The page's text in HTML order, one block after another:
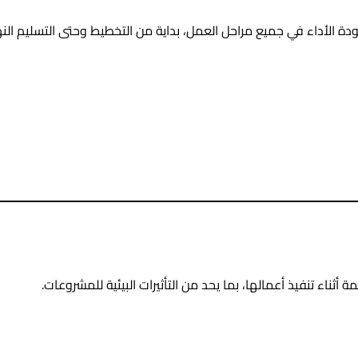
في جميع مراحل العمل، بداية من التخطيط وحتى التسليم
تنفيذ أعمالها، بما يحد من التأثيرات البيئية للمشروعات.